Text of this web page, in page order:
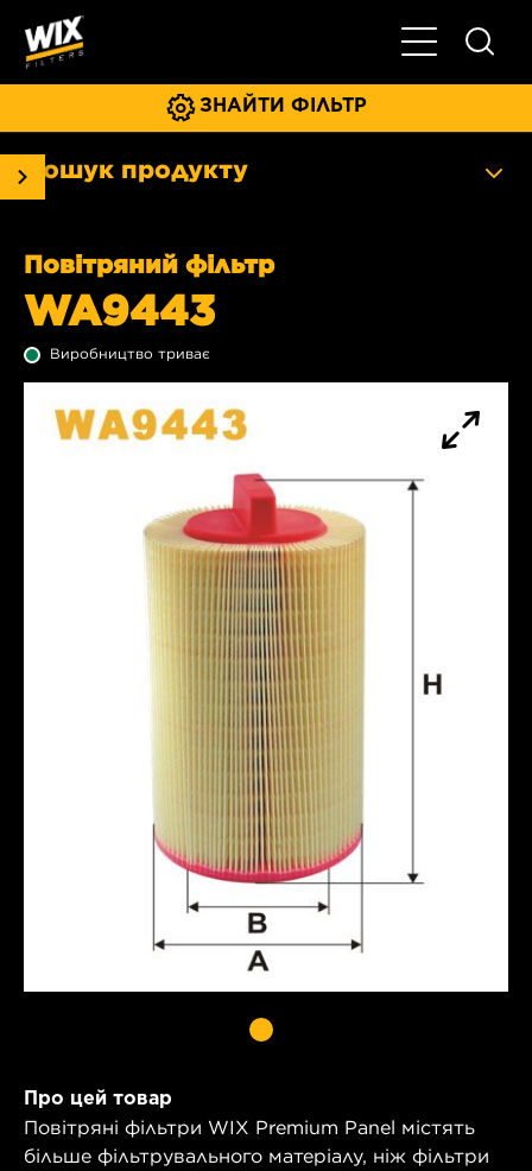
Увімкнути/
ЗНАЙТИ ФІЛЬТР
Пошук продукту
Повітряний фільтр
WA9443
Виробництво триває
Про цей товар
Повітряні фільтри WIX Premium Panel містять
більше фільтрувального матеріалу, ніж фільтри